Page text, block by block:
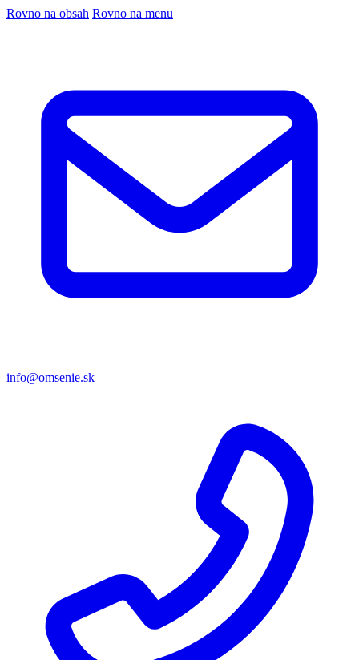
Rovno na obsah Rovno na menu
info@omsenie.sk